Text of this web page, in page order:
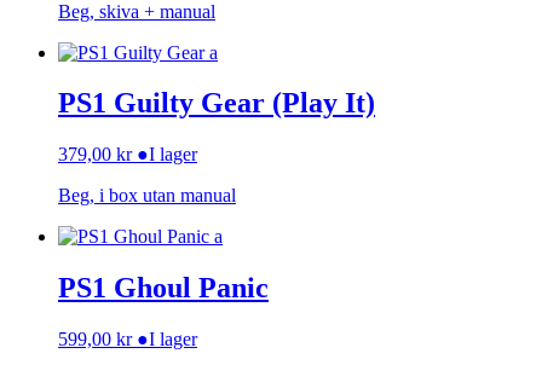
Beg, skiva + manual
PS1 Guilty Gear (Play It)
379,00 kr ●I lager
Beg, i box utan manual
PS1 Ghoul Panic
599,00 kr ●I lager